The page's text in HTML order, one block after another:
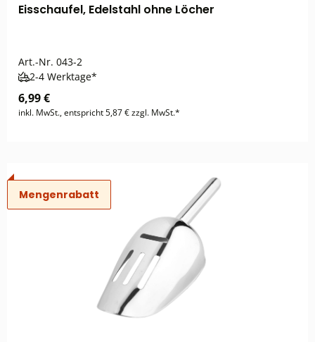
Eisschaufel, Edelstahl ohne Löcher
Art.-Nr. 043-2
2-4 Werktage*
6,99 €
inkl. MwSt., entspricht 5,87 € zzgl. MwSt.*
Mengenrabatt